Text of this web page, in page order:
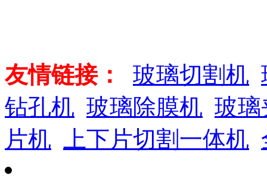
友情链接： 玻璃切割机
钻孔机 玻璃除膜机 玻璃
片机
上下片切割一体机